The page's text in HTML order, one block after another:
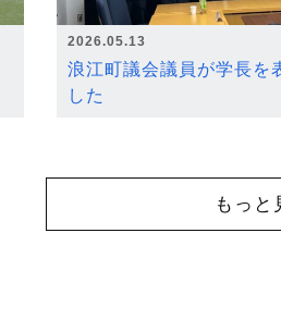
2026.05.13
浪江町議会議員が学長を
した
もっと